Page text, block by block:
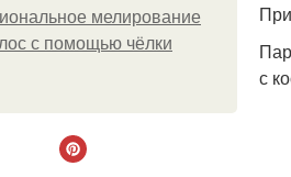
мелирование
с помощью чёлки
с